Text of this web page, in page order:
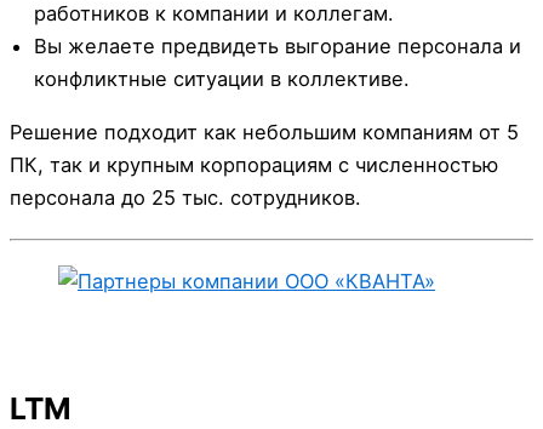
работников к компании и коллегам.
Вы желаете предвидеть выгорание персонала и
конфликтные ситуации в коллективе.
Решение подходит как небольшим компаниям от 5
ПК, так и крупным корпорациям с численностью
персонала до 25 тыс. сотрудников.
LTM